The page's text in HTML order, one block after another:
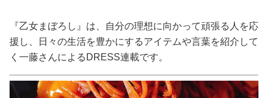
特集記事
DRESS部活
ライフスタイル
『乙女まぼろし』は、自分の理想に向かって頑張る人を応
援し、日々の生活を豊かにするアイテムや言葉を紹介して
く一藤さんによるDRESS連載です。